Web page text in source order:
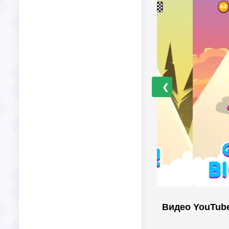
❮
Видео